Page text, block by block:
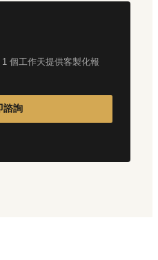
個工作天提供客製化報
諮詢